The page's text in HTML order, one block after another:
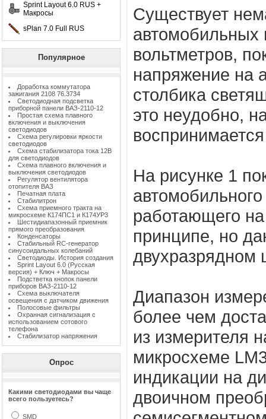
Sprint Layout 6.0 RUS +
Макросы
sPlan 7.0 Full RUS
Популярное
Доработка коммутатора
зажигания 2108 76.3734
Светодиодная подсветка
приборной панели ВАЗ-2110-12
Простая схема плавного
включения и выключения
светодиодов
Схема регулировки яркости
светодиодов
Схема стабилизатора тока 12В
для светодиодов
Схема плавного включения и
выключения светодиодов
Регулятор вентилятора
отопителя ВАЗ
Печатная плата
Стабилитрон
Схема приемного тракта на
микросхеме К174ПС1 и К174УР3
Шестидиапазонный приемник
прямого преобразования
Конденсаторы
Стабильный RC-генератор
синусоидальных колебаний
Светодиоды. История создания
Sprint Layout 6.0 (Русская
версия) + Ключ + Макросы
Подстветка кнопок панели
приборов ВАЗ-2110-12
Схема выключателя
освещения с датчиком движения
Полосовые фильтры
Охранная сигнализация с
использованием сотового
телефона
Стабилизатор напряжения
Опрос
Какими светодиодами вы чаще
всего пользуетесь?
SMD
Существует
автомобильных
вольтметров,
напряжение на
столбика
это неудобно,
На рисунке 1
работающего
принципе, но
двухразрядном
Диапазон
более чем
из измерителя
микросхеме
индикации на
двоичном